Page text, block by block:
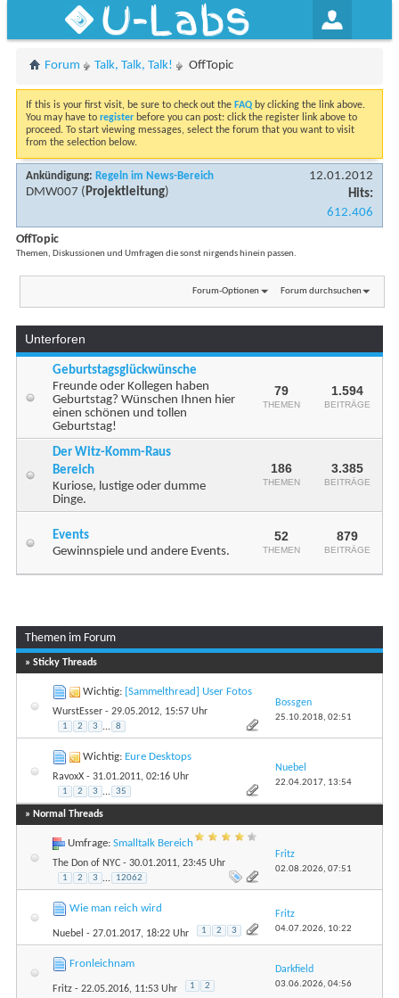
U-Labs
Forum Talk, Talk, Talk! OffTopic
If this is your first visit, be sure to check out the FAQ by clicking the link above.
You may have to register before you can post: click the register link above to
proceed. To start viewing messages, select the forum that you want to visit
from the selection below.
Ankündigung: Regeln im News-Bereich
DMW007 (Projektleitung)
12.01.2012
Hits:
612.406
OffTopic
Themen, Diskussionen und Umfragen die sonst nirgends hinein passen.
Forum-Optionen Forum durchsuchen
Unterforen
Geburtstagsglückwünsche
Freunde oder Kollegen haben
Geburtstag? Wünschen Ihnen hier
einen schönen und tollen
Geburtstag!
79
THEMEN
1.594
BEITRÄGE
Der Witz-Komm-Raus
Bereich
Kuriose, lustige oder dumme
Dinge.
186
THEMEN
3.385
BEITRÄGE
Events
Gewinnspiele und andere Events.
52
THEMEN
879
BEITRÄGE
Themen im Forum
» Sticky Threads
Wichtig: [Sammelthread] User Fotos
WurstEsser - 29.05.2012, 15:57 Uhr
1 2 3 ... 8
Bossgen
25.10.2018, 02:51
Wichtig: Eure Desktops
RavoxX - 31.01.2011, 02:16 Uhr
1 2 3 ... 35
Nuebel
22.04.2017, 13:54
» Normal Threads
Umfrage: Smalltalk Bereich
The Don of NYC - 30.01.2011, 23:45 Uhr
1 2 3 ... 12062
Fritz
02.08.2026, 07:51
Wie man reich wird
Nuebel - 27.01.2017, 18:22 Uhr 1 2 3
Fritz
04.07.2026, 10:22
Fronleichnam
Fritz - 22.05.2016, 11:53 Uhr 1 2
Darkfield
03.06.2026, 04:56